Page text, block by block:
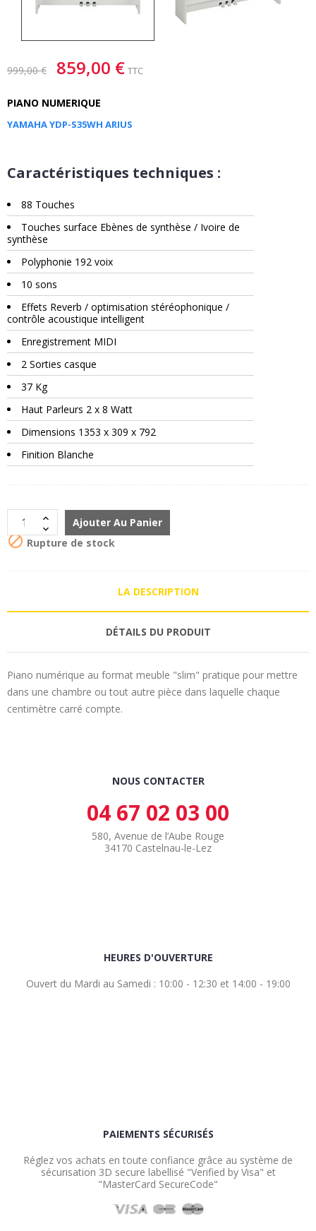
999,00 € 859,00 € TTC
PIANO NUMERIQUE
YAMAHA YDP-S35WH ARIUS
Caractéristiques techniques :
88 Touches
Touches surface Ebènes de synthèse / Ivoire de
synthèse
Polyphonie 192 voix
10 sons
Effets Reverb / optimisation stéréophonique /
contrôle acoustique intelligent
Enregistrement MIDI
2 Sorties casque
37 Kg
Haut Parleurs 2 x 8 Watt
Dimensions 1353 x 309 x 792
Finition Blanche
Ajouter Au Panier
 Rupture de stock
LA DESCRIPTION
DÉTAILS DU PRODUIT
Piano numérique au format meuble "slim" pratique pour mettre
dans une chambre ou tout autre pièce dans laquelle chaque
centimètre carré compte.
NOUS CONTACTER
04 67 02 03 00
580, Avenue de l’Aube Rouge
34170 Castelnau-le-Lez
HEURES D'OUVERTURE
Ouvert du Mardi au Samedi : 10:00 - 12:30 et 14:00 - 19:00
PAIEMENTS SÉCURISÉS
Réglez vos achats en toute confiance grâce au système de
sécurisation 3D secure labellisé "Verified by Visa" et
"MasterCard SecureCode"